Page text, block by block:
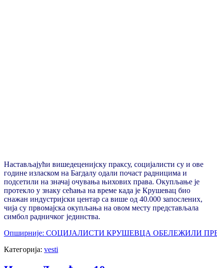
Настављајући вишедеценијску праксу, социјалисти су и ове
године изласком на Багдалу одали почаст радницима и
подсетили на значај очувања њихових права. Окупљање је
протекло у знаку сећања на време када је Крушевац био
снажан индустријски центар са више од 40.000 запослених,
чија су првомајска окупљања на овом месту представљала
симбол радничког јединства.
Опширније: СОЦИЈАЛИСТИ КРУШЕВЦА ОБЕЛЕЖИЛИ
Категорија: vesti